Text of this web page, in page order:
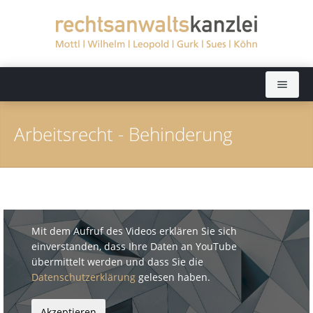
Elisabeth Wilhelm
Dörthe Leopold
Ralph Gurk
Dr. Jochen Sues
Rechtsgebiete
Arbeitsrecht
Bankrecht
Baurecht
Aktuelles
Kanzlei
Fernsehen: Ratgeber Recht
Kontakt
Arbeitsrecht - Behinderung
Mit dem Aufruf des Videos erklären Sie sich
einverstanden, dass Ihre Daten an YouTube
übermittelt werden und dass Sie die
Datenschutzerklärung gelesen haben.